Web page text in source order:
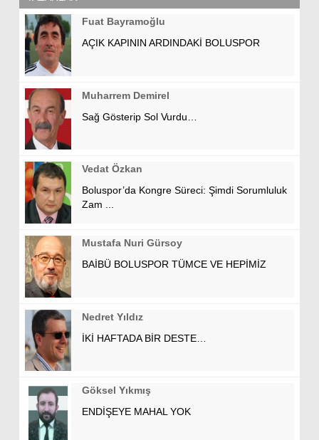
Fuat Bayramoğlu
AÇIK KAPININ ARDINDAKİ BOLUSPOR
Muharrem Demirel
Sağ Gösterip Sol Vurdu…
Vedat Özkan
Boluspor’da Kongre Süreci: Şimdi Sorumluluk
Zam ...
Mustafa Nuri Gürsoy
BAİBÜ BOLUSPOR TÜMCE VE HEPİMİZ
Nedret Yıldız
İKİ HAFTADA BİR DESTE…
Göksel Yıkmış
ENDİŞEYE MAHAL YOK